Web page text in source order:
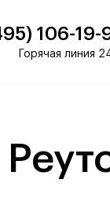
106-19-
Горячая линия